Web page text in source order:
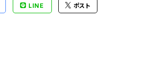
LINE ポスト